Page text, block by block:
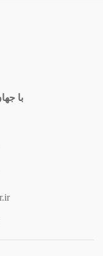
با